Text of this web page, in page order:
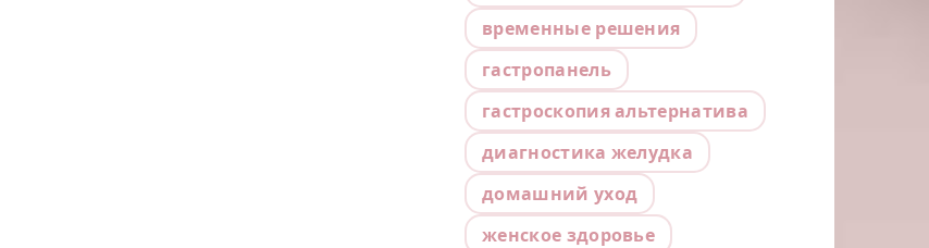
временные решения
гастропанель
гастроскопия альтернатива
диагностика желудка
домашний уход
женское здоровье